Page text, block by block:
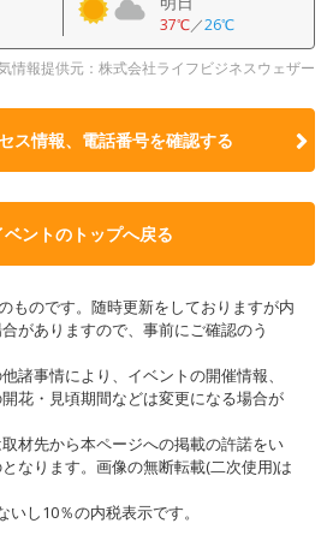
37℃／26℃
情報提供元：株式会社ライフビジネスウェザー
ス情報、電話番号を確認する
ベントのトップへ戻る
ものです。随時更新をしておりますが内
がありますので、事前にご確認のう
諸事情により、イベントの開催情報、
花・見頃期間などは変更になる場合が
材先から本ページへの掲載の許諾をい
なります。画像の無断転載(二次使用)は
し10％の内税表示です。